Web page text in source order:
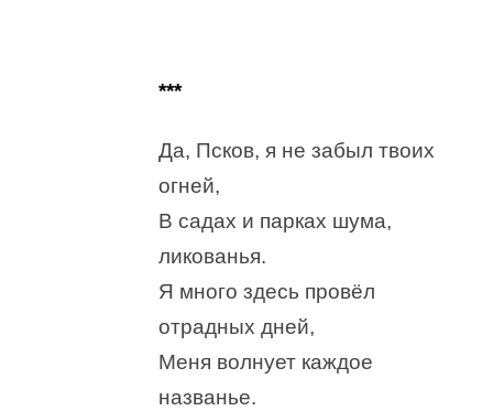
***
Да, Псков, я не забыл твоих
огней,
В садах и парках шума,
ликованья.
Я много здесь провёл
отрадных дней,
Меня волнует каждое
названье.